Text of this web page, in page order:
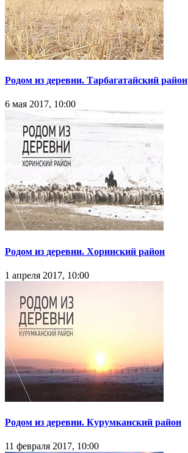
Родом из деревни. Тарбагатайский район
6 мая 2017, 10:00
Родом из деревни. Хоринский район
1 апреля 2017, 10:00
Родом из деревни. Курумканский район
11 февраля 2017, 10:00